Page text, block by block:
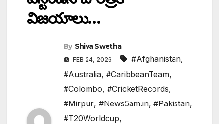
విజయాలు…
By Shiva Swetha
FEB 24, 2026 #Afghanistan,
#Australia, #CaribbeanTeam,
#Colombo, #CricketRecords,
#Mirpur, #News5am.in, #Pakistan,
#T20Worldcup,